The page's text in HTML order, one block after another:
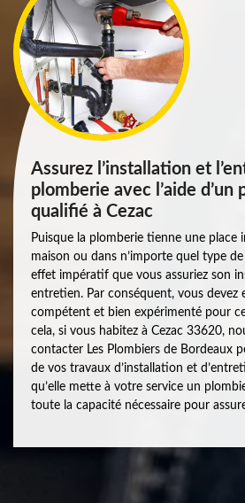
Assurez l’installation et
plomberie avec l’aide d’un
qualifié à Cezac
Puisque la plomberie tienne une place
maison ou dans n’importe quel type
effet impératif que vous assuriez son
entretien. Par conséquent, vous devez
compétent et bien expérimenté pour
cela, si vous habitez à Cezac 33620,
contacter Les Plombiers de Bordeaux
de vos travaux d’installation et
qu’elle mette à votre service un
toute la capacité nécessaire pour